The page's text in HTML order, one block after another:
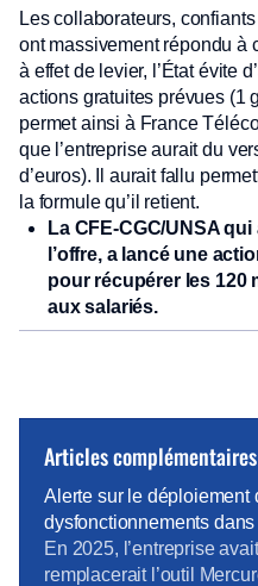
Les collaborateurs,
ont massivement répondu à
à effet de levier, l’État évite
actions gratuites prévues (1
permet ainsi à France
que l’entreprise aurait du
d’euros). Il aurait fallu
la formule qu’il retient.
La CFE-CGC/UNSA
l’offre, a lancé une
pour récupérer les 120
aux salariés.
Articles complémentaires
Alerte sur le déploiement
dysfonctionnements
métiers
En 2025, l’entreprise
remplacerait l’outil